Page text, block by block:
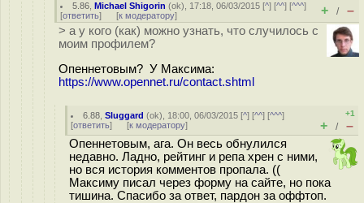
5.86 ,Michael Shigorin (ok), 17:18, 06/03/2015 [^] [^^] [^^^]
[ответить] [к модератору] + / –
> а у кого (как) можно узнать, что случилось с
моим профилем?
Опеннетовым? У Максима:
https://www.opennet.ru/contact.shtml
6.88 ,Sluggard (ok), 18:00, 06/03/2015 [^] [^^] [^^^]
[ответить] [к модератору]
+1
+ / –
Опеннетовым, ага. Он весь обнулился
недавно. Ладно, рейтинг и репа хрен с ними,
но вся история комментов пропала. ((
Максиму писал через форму на сайте, но пока
тишина. Спасибо за ответ, пардон за оффтоп.